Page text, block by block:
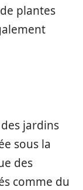
plantes
jardins
sous la
des
comme du